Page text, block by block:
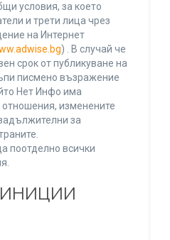
условия, за което
и трети лица чрез
на Интернет
) . В случай че
срок от публикуване на
писмено възражение
Нет Инфо има
изменените
за
поотделно всички